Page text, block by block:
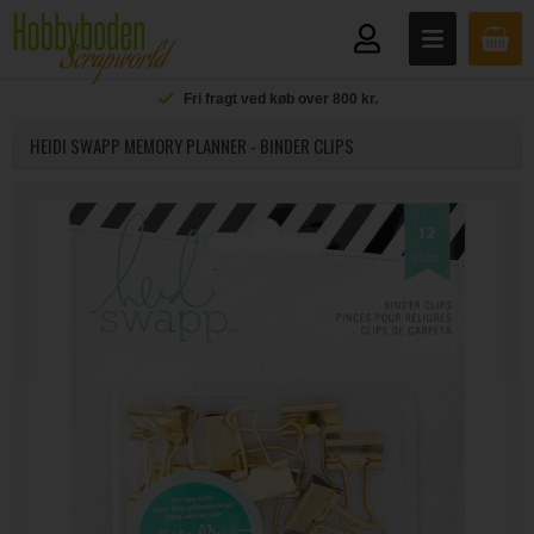
Fri fragt ved køb over 800 kr.
HEIDI SWAPP MEMORY PLANNER - BINDER CLIPS